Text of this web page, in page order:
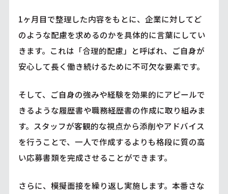
1ヶ月目で整理した内容をもとに、企業に対してど
のような配慮を求めるのかを具体的に言葉にしてい
きます。これは「合理的配慮」と呼ばれ、ご自身が
安心して長く働き続けるために不可欠な要素です。
そして、ご自身の強みや経験を効果的にアピールで
きるような履歴書や職務経歴書の作成に取り組みま
す。スタッフが客観的な視点から添削やアドバイス
を行うことで、一人で作成するよりも格段に質の高
い応募書類を完成させることができます。
さらに、模擬面接を繰り返し実施します。本番さな